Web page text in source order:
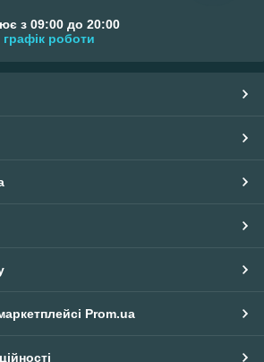
з 09:00 до 20:00
роботи
Prom.ua